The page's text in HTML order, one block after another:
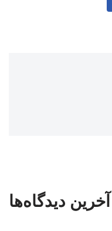
آخرین دیدگاه‌ها